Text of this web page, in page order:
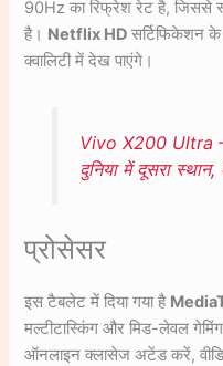
90Hz का रिफ्रेश रेट है, जिससे
है। Netflix HDसर्टिफिकेशन
क्वालिटी में देख पाएंगे।
Vivo X200 Ultra
दुनिया में दूसरा स्थान,
प्रोसेसर
इस टैबलेट में दिया गया है
मल्टीटास्किंग और मिड-लेवल
ऑनलाइन क्लासेज अटेंड करें,